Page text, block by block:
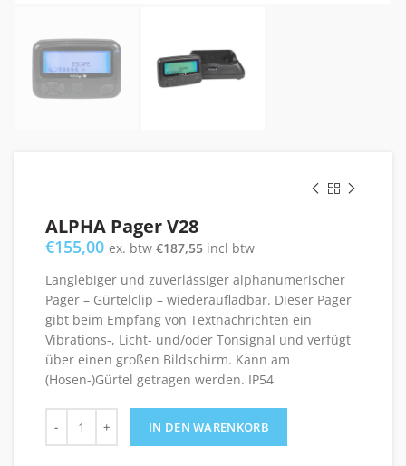
ALPHA Pager V28
€155,00 ex. btw €187,55 incl btw
Langlebiger und zuverlässiger alphanumerischer
Pager – Gürtelclip – wiederaufladbar. Dieser Pager
gibt beim Empfang von Textnachrichten ein
Vibrations-, Licht- und/oder Tonsignal und verfügt
über einen großen Bildschirm. Kann am
(Hosen-)Gürtel getragen werden. IP54
IN DEN WARENKORB